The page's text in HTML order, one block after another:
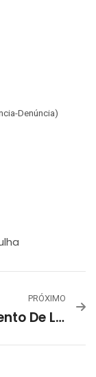
Denúncia)
PRÓXIMO
Lançamento De Livro É Destaque Na Programação Dos Museus Da Pampulha